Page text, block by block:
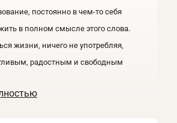
постоянно в чем-то себя
в полном смысле этого слова.
жизни, ничего не употребляя,
радостным и свободным